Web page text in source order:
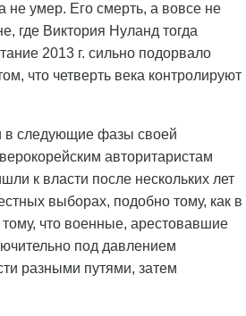
не умер. Его смерть, а вовсе не
где Виктория Нуланд тогда
2013 г. сильно подорвало
что четверть века контролируют
в следующие фазы своей
авторитаристам
к власти после нескольких лет
выборах, подобно тому, как в
что военные, арестовавшие
под давлением
разными путями, затем